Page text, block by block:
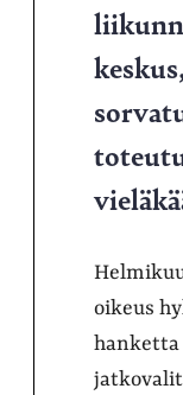
oikeus
hanketta